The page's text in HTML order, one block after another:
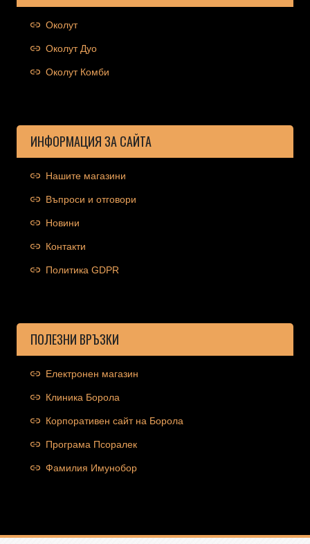
Околут
Околут Дуо
Околут Комби
ИНФОРМАЦИЯ ЗА САЙТА
Нашите магазини
Въпроси и отговори
Новини
Контакти
Политика GDPR
ПОЛЕЗНИ ВРЪЗКИ
Електронен магазин
Клиника Борола
Корпоративен сайт на Борола
Програма Псоралек
Фамилия Имунобор